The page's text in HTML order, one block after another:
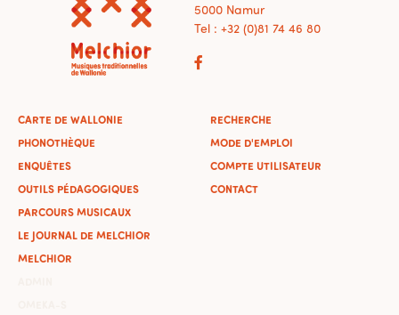
5000 Namur
Tel : +32 (0)81 74 46 80
CARTE DE WALLONIE
PHONOTHÈQUE
ENQUÊTES
OUTILS PÉDAGOGIQUES
PARCOURS MUSICAUX
LE JOURNAL DE MELCHIOR
MELCHIOR
RECHERCHE
MODE D'EMPLOI
COMPTE UTILISATEUR
CONTACT